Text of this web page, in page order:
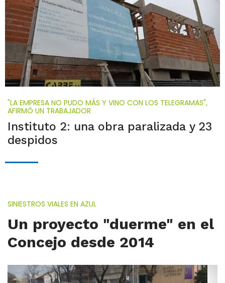
"LA EMPRESA NO PUDO MÁS Y VINO CON LOS TELEGRAMAS",
AFIRMÓ UN TRABAJADOR
Instituto 2: una obra paralizada y 23
despidos
SINIESTROS VIALES EN AZUL
Un proyecto "duerme" en el
Concejo desde 2014